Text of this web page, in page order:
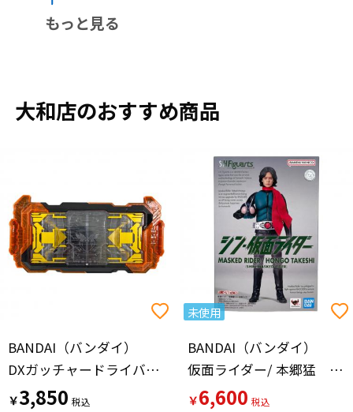
もっと見る
大和店のおすすめ商品
BANDAI（バンダイ）
DXガッチャードライバー 仮面ライダー
￥3,850
未使用
BANDAI（バンダイ）
仮面ライダー/ 本郷猛 フィギュア S.H.Figuarts
￥6,600